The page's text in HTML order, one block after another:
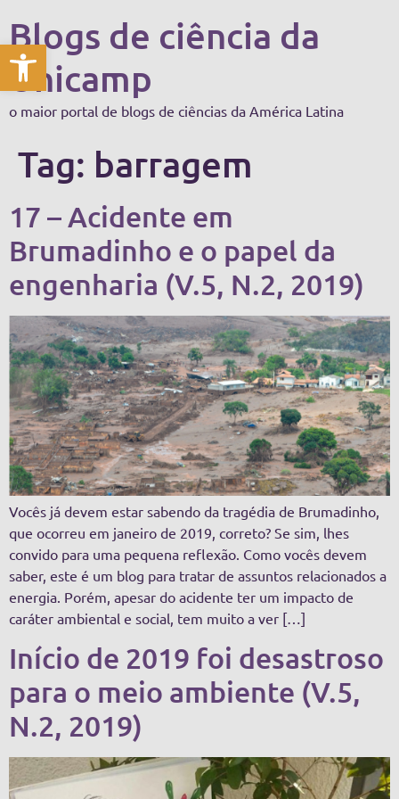
Abrir a barra de ferramentas
Blogs de ciência da
Unicamp
o maior portal de blogs de ciências da América Latina
Tag: barragem
17 – Acidente em
Brumadinho e o papel da
engenharia (V.5, N.2, 2019)
Vocês já devem estar sabendo da tragédia de Brumadinho,
que ocorreu em janeiro de 2019, correto? Se sim, lhes
convido para uma pequena reflexão. Como vocês devem
saber, este é um blog para tratar de assuntos relacionados a
energia. Porém, apesar do acidente ter um impacto de
caráter ambiental e social, tem muito a ver […]
Início de 2019 foi desastroso
para o meio ambiente (V.5,
N.2, 2019)